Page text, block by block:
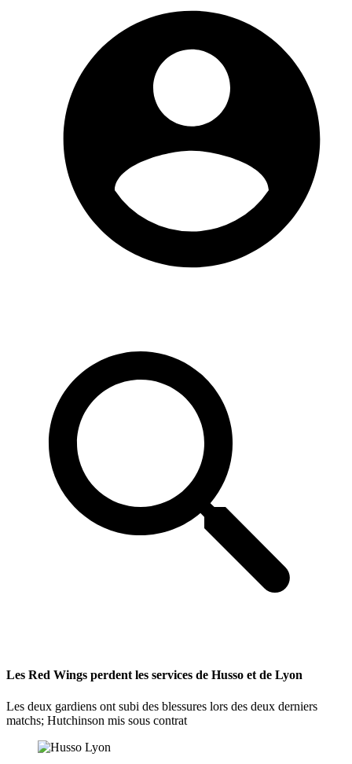
Les Red Wings perdent les services de Husso et de Lyon
Les deux gardiens ont subi des blessures lors des deux derniers
matchs; Hutchinson mis sous contrat